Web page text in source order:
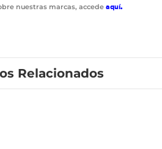
nuestras marcas, accede aquí.
Relacionados